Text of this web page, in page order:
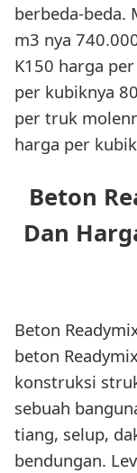
berbeda-beda.
m3 nya
K150 harga
per kubiknya
per truk
harga per
Beton
Dan
Beton
beton
konstruksi
sebuah
tiang, selup,
bendungan.